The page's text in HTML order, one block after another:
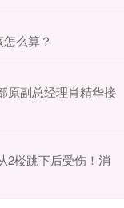
么算？
原副总经理肖精华接
2楼跳下后受伤！消